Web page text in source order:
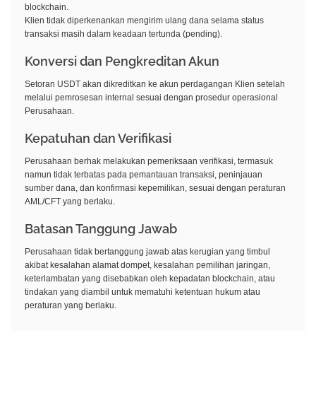
blockchain.
Klien tidak diperkenankan mengirim ulang dana selama status
transaksi masih dalam keadaan tertunda (pending).
Konversi dan Pengkreditan Akun
Setoran USDT akan dikreditkan ke akun perdagangan Klien setelah
melalui pemrosesan internal sesuai dengan prosedur operasional
Perusahaan.
Kepatuhan dan Verifikasi
Perusahaan berhak melakukan pemeriksaan verifikasi, termasuk
namun tidak terbatas pada pemantauan transaksi, peninjauan
sumber dana, dan konfirmasi kepemilikan, sesuai dengan peraturan
AML/CFT yang berlaku.
Batasan Tanggung Jawab
Perusahaan tidak bertanggung jawab atas kerugian yang timbul
akibat kesalahan alamat dompet, kesalahan pemilihan jaringan,
keterlambatan yang disebabkan oleh kepadatan blockchain, atau
tindakan yang diambil untuk mematuhi ketentuan hukum atau
peraturan yang berlaku.